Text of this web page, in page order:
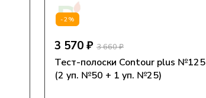
-2%
3 570 ₽ 3 660 ₽
Тест-полоски Contour plus №125
(2 уп. №50 + 1 уп. №25)